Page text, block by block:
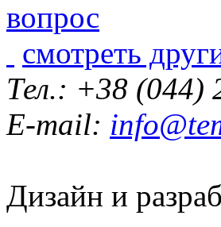
смотреть
Тел.: +38 (044)
E-mail:
Дизайн и